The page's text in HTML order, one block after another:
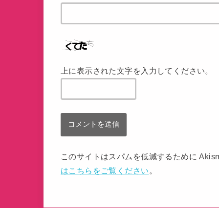
上に表示された文字を入力してください。
このサイトはスパムを低減するために
はこちらをご覧ください